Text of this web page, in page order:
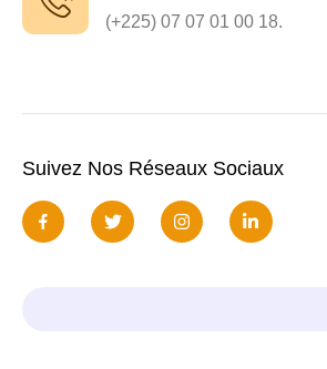
(+225) 07 07 01 00 18.
Suivez Nos Réseaux Sociaux